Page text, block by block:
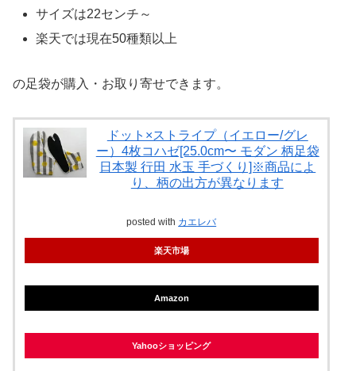
サイズは22センチ～
楽天では現在50種類以上
の足袋が購入・お取り寄せできます。
ドット×ストライプ（イエロー/グレ
ー）4枚コハゼ[25.0cm〜 モダン 柄足袋
日本製 行田 水玉 手づくり]※商品によ
り、柄の出方が異なります
posted with カエレバ
楽天市場
Amazon
Yahooショッピング